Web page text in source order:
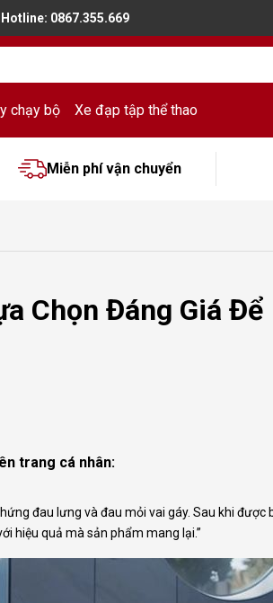
Hotline: 0867.355.669
Miễn phí vận chuyển
chạy bộ Xe đạp tập thể thao
Chọn Đáng Giá Để
trang cá nhân:
đau lưng và đau mỏi vai gáy. Sau khi được
hiệu quả mà sản phẩm mang lại.”